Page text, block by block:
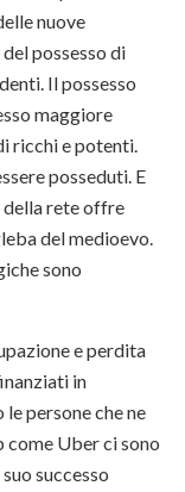
nuove
possesso di
Il possesso
maggiore
ricchi e potenti.
posseduti. E
della rete offre
del medioevo.
sono
e perdita
in
persone che ne
Uber ci sono
successo